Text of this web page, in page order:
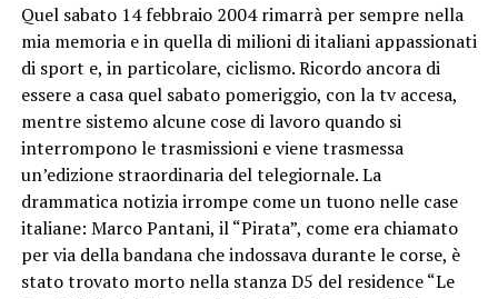
Quel sabato 14 febbraio 2004 rimarrà per sempre nella
mia memoria e in quella di milioni di italiani appassionati
di sport e, in particolare, ciclismo. Ricordo ancora di
essere a casa quel sabato pomeriggio, con la tv accesa,
mentre sistemo alcune cose di lavoro quando si
interrompono le trasmissioni e viene trasmessa
un’edizione straordinaria del telegiornale. La
drammatica notizia irrompe come un tuono nelle case
italiane: Marco Pantani, il “Pirata”, come era chiamato
per via della bandana che indossava durante le corse, è
stato trovato morto nella stanza D5 del residence “Le